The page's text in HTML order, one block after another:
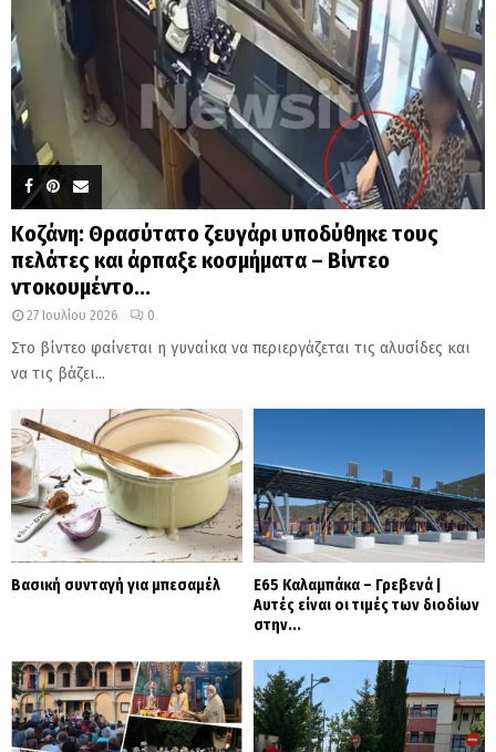
Κοζάνη: Θρασύτατο ζευγάρι υποδύθηκε τους
πελάτες και άρπαξε κοσμήματα – Βίντεο
ντοκουμέντο...
27 Ιουλίου 2026 0
Στο βίντεο φαίνεται η γυναίκα να περιεργάζεται τις αλυσίδες και
να τις βάζει...
Βασική συνταγή για μπεσαμέλ
Ε65 Καλαμπάκα – Γρεβενά |
Αυτές είναι οι τιμές των διοδίων
στην...